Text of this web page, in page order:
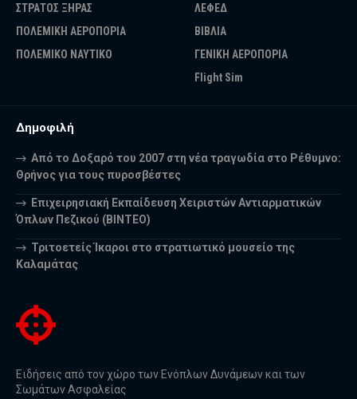
ΣΤΡΑΤΟΣ ΞΗΡΑΣ
ΠΟΛΕΜΙΚΗ ΑΕΡΟΠΟΡΙΑ
ΠΟΛΕΜΙΚΟ ΝΑΥΤΙΚΟ
ΛΕΦΕΔ
ΒΙΒΛΙΑ
ΓΕΝΙΚΗ ΑΕΡΟΠΟΡΙΑ
Flight Sim
Δημοφιλή
Από το Δοξαρό του 2007 στη νέα τραγωδία στο Ρέθυμνο:
Θρήνος για τους πυροσβέστες
Επιχειρησιακή Εκπαίδευση Χειριστών Αντιαρματικών
Όπλων Πεζικού (ΒΙΝΤΕΟ)
Τριτοετείς Ίκαροι στο στρατιωτικό μουσείο της
Καλαμάτας
Ειδήσεις από τον χώρο των Ενόπλων Δυνάμεων και των
Σωμάτων Ασφαλείας